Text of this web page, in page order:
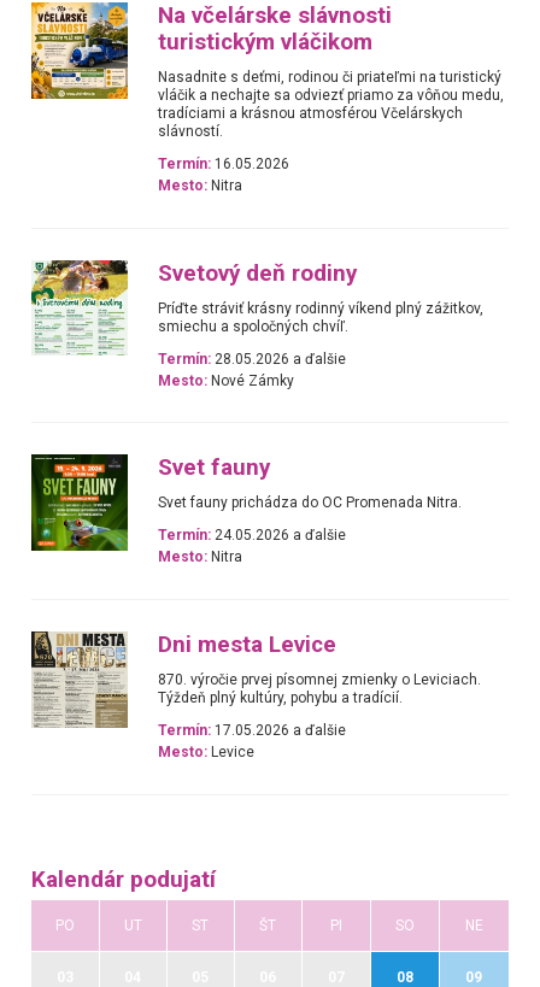
Na včelárske slávnosti
turistickým vláčikom
Nasadnite s deťmi, rodinou či priateľmi na turistický
vláčik a nechajte sa odviezť priamo za vôňou medu,
tradíciami a krásnou atmosférou Včelárskych
slávností.
Termín: 16.05.2026
Mesto: Nitra
Svetový deň rodiny
Príďte stráviť krásny rodinný víkend plný zážitkov,
smiechu a spoločných chvíľ.
Termín: 28.05.2026 a ďalšie
Mesto: Nové Zámky
Svet fauny
Svet fauny prichádza do OC Promenada Nitra.
Termín: 24.05.2026 a ďalšie
Mesto: Nitra
Dni mesta Levice
870. výročie prvej písomnej zmienky o Leviciach.
Týždeň plný kultúry, pohybu a tradícií.
Termín: 17.05.2026 a ďalšie
Mesto: Levice
Kalendár podujatí
PO UT ST ŠT PI SO NE
08 09